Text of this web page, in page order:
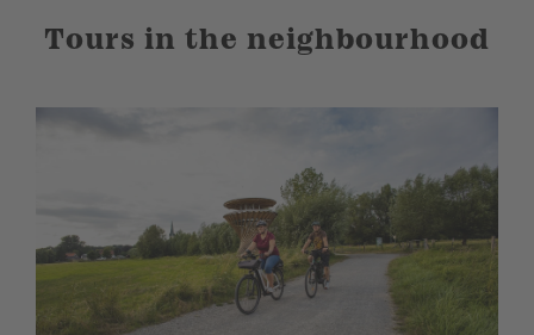
Tours in the neighbourhood